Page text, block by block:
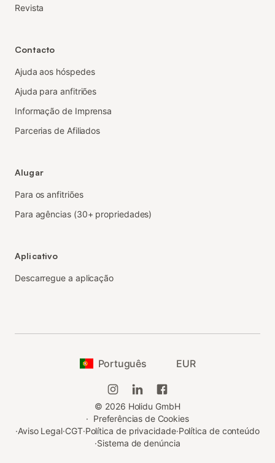
Revista
Contacto
Ajuda aos hóspedes
Ajuda para anfitriões
Informação de Imprensa
Parcerias de Afiliados
Alugar
Para os anfitriões
Para agências (30+ propriedades)
Aplicativo
Descarregue a aplicação
Português EUR
© 2026 Holidu GmbH
· Preferências de Cookies
·Aviso Legal·CGT·Política de privacidade·Política de conteúdo
·Sistema de denúncia